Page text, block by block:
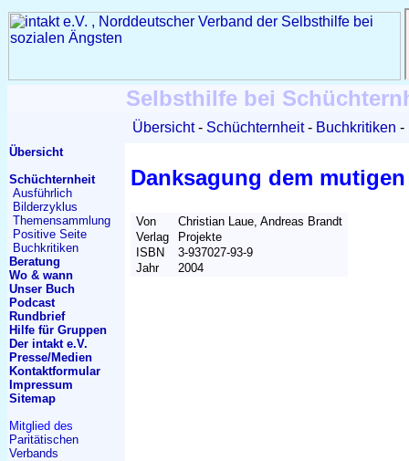
Selbsthilfe bei
Übersicht Schüchternheit Buchkritiken
Übersicht
Schüchternheit
Ausführlich
Bilderzyklus
Themensammlung
Positive Seite
Buchkritiken
Beratung
Wo & wann
Unser Buch
Podcast
Rundbrief
Hilfe für Gruppen
Der intakt e.V.
Presse/Medien
Kontaktformular
Impressum
Sitemap
Mitglied des
Paritätischen
Verbands
Danksagung dem
Von
Christian Laue, Andreas Brandt
Verlag
Projekte
ISBN
3-937027-93-9
Jahr
2004